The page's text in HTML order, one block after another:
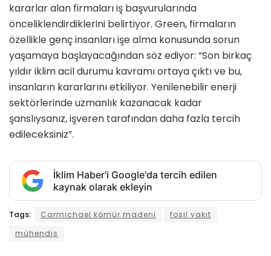
kararlar alan firmaları iş başvurularında
önceliklendirdiklerini belirtiyor. Green, firmaların
özellikle genç insanları işe alma konusunda sorun
yaşamaya başlayacağından söz ediyor: “Son birkaç
yıldır iklim acil durumu kavramı ortaya çıktı ve bu,
insanların kararlarını etkiliyor. Yenilenebilir enerji
sektörlerinde uzmanlık kazanacak kadar
şanslıysanız, işveren tarafından daha fazla tercih
edileceksiniz”.
İklim Haber'i Google'da tercih edilen
kaynak olarak ekleyin
Tags: Carmichael kömür madeni
fosil yakıt
mühendis